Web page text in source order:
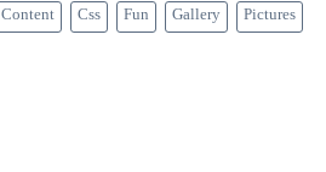
Content Css Fun Gallery Pictures